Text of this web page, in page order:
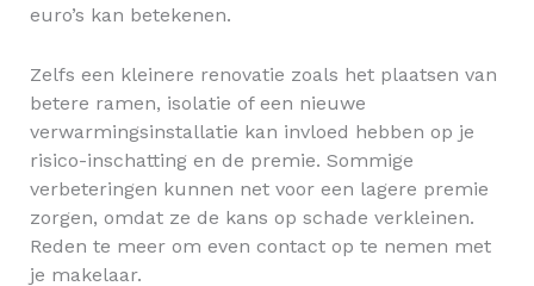
euro’s kan betekenen.
Zelfs een kleinere renovatie zoals het plaatsen van
betere ramen, isolatie of een nieuwe
verwarmingsinstallatie kan invloed hebben op je
risico-inschatting en de premie. Sommige
verbeteringen kunnen net voor een lagere premie
zorgen, omdat ze de kans op schade verkleinen.
Reden te meer om even contact op te nemen met
je makelaar.